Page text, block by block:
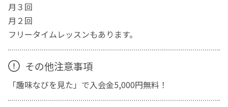
月３回
月２回
フリータイムレッスンもあります。
その他注意事項
「趣味なびを見た」で入会金5,000円無料！